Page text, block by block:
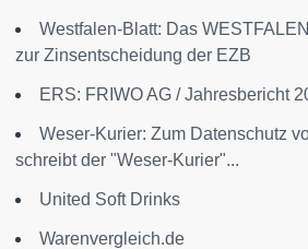
Westfalen-Blatt: Das
zur Zinsentscheidung der EZB
ERS: FRIWO AG / Jahresbericht
Weser-Kurier: Zum Datenschutz
schreibt der "Weser-Kurier"...
United Soft Drinks
Warenvergleich.de